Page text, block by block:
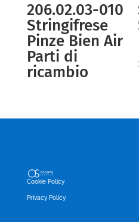
206.02.03-010
Stringifrese
Pinze Bien Air
Parti di
ricambio
Cookie Policy
Privacy Policy